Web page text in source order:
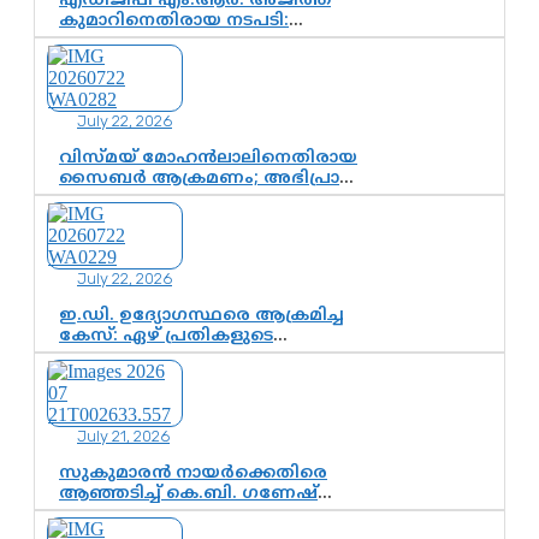
വഴിത്തിരിവ്
കുമാറിനെതിരായ നടപടി:
സസ്പെൻഷനിൽ ഒതുങ്ങുമോ,
അതോ കൂടുതൽ കടുത്ത
നടപടികളിലേക്കോ?
July 22, 2026
വിസ്മയ് മോഹൻലാലിനെതിരായ
സൈബർ ആക്രമണം; അഭിപ്രായ
സ്വാതന്ത്ര്യത്തെ നിശ്ശബ്ദമാക്കുന്ന
ഡിജിറ്റൽ ഗുണ്ടായിസത്തിന്
അറുതി വേണം
July 22, 2026
ഇ.ഡി. ഉദ്യോഗസ്ഥരെ ആക്രമിച്ച
കേസ്: ഏഴ് പ്രതികളുടെ
ജാമ്യാപേക്ഷ വീണ്ടും തള്ളി;
അന്വേഷണം തുടരാൻ കോടതി
അനുമതി
July 21, 2026
സുകുമാരൻ നായർക്കെതിരെ
ആഞ്ഞടിച്ച് കെ.ബി. ഗണേഷ്
കുമാർ, വി.ഡി. സതീശന് പൂർണ
പിന്തുണ